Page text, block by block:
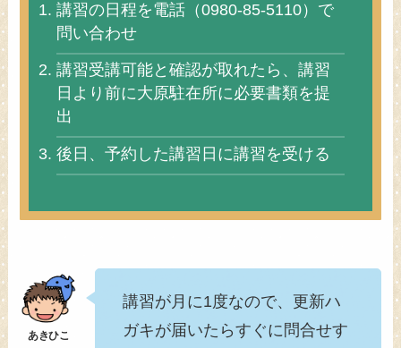
講習の日程を電話（0980-85-5110）で
問い合わせ
講習受講可能と確認が取れたら、講習
日より前に大原駐在所に必要書類を提
出
後日、予約した講習日に講習を受ける
講習が月に1度なので、更新ハ
ガキが届いたらすぐに問合せす